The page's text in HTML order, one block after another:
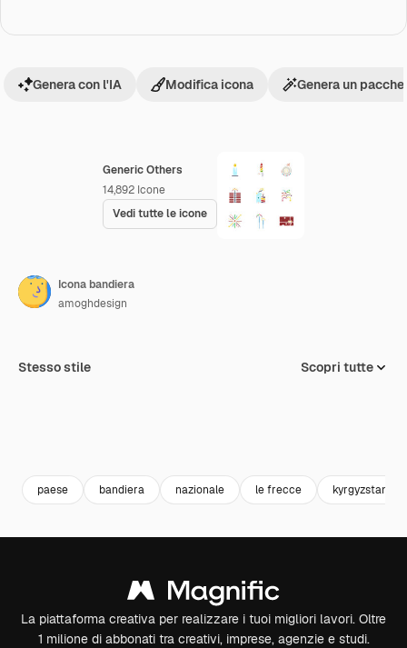
Generic Others
14,892 Icone
Vedi tutte le icone
Genera con l'IA Modifica icona Genera un
Icona bandiera
amoghdesign
Stesso stile Scopri tutte
paese bandiera nazionale le frecce kyrgyzstan
La piattaforma creativa per realizzare i tuoi migliori lavori. Oltre
1 milione di abbonati tra creativi, imprese, agenzie e studi.